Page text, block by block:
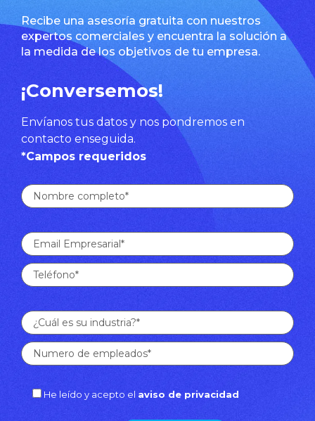
Recibe una asesoría gratuita con nuestros
expertos comerciales y encuentra la solución a
la medida de los objetivos de tu empresa.
¡Conversemos!
Envíanos tus datos y nos pondremos en
contacto enseguida.
*Campos requeridos
He leído y acepto el aviso de privacidad